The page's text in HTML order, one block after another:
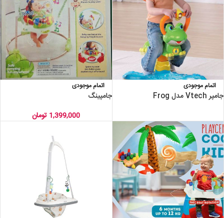
اتمام موجودی
جامپر Vtech مدل Frog
اتمام موجودی
جامپینگ
1,399,000 تومان